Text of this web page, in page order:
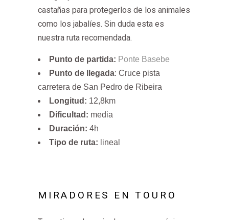
castañas para protegerlos de los animales
como los jabalíes. Sin duda esta es
nuestra ruta recomendada.
Punto de partida: Ponte Basebe
Punto de llegada: Cruce pista
carretera de San Pedro de Ribeira
Longitud: 12,8km
Dificultad: media
Duración: 4h
Tipo de ruta: lineal
MIRADORES EN TOURO